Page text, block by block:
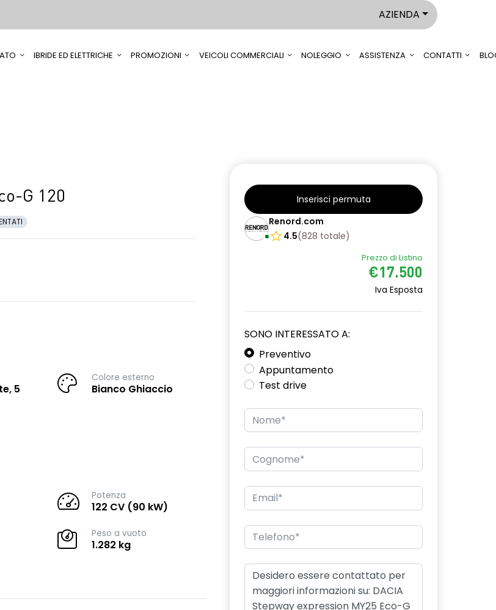
AZIENDA
IBRIDE ED ELETTRICHE PROMOZIONI VEICOLI COMMERCIALI NOLEGGIO ASSISTENZA CONTATTI
G 120
5
Colore esterno
Bianco Ghiaccio
Potenza
122 CV (90 kW)
Peso a vuoto
1.282 kg
Inserisci permuta
Renord.com
4.5(828 totale)
Prezzo di Listino
€17.500
Iva Esposta
SONO INTERESSATO A:
Preventivo
Appuntamento
Test drive